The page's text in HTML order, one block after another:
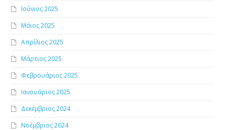
Ιούνιος 2025
Μάιος 2025
Απρίλιος 2025
Μάρτιος 2025
Φεβρουάριος 2025
Ιανουάριος 2025
Δεκέμβριος 2024
Νοέμβριος 2024